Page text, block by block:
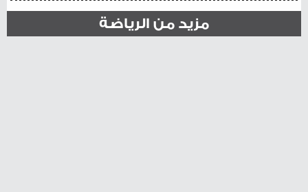
مزيد من الرياضة